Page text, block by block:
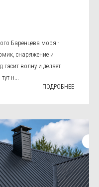
Баренцева моря -
снаряжение и
волну и делает
н...
ПОДРОБНЕЕ